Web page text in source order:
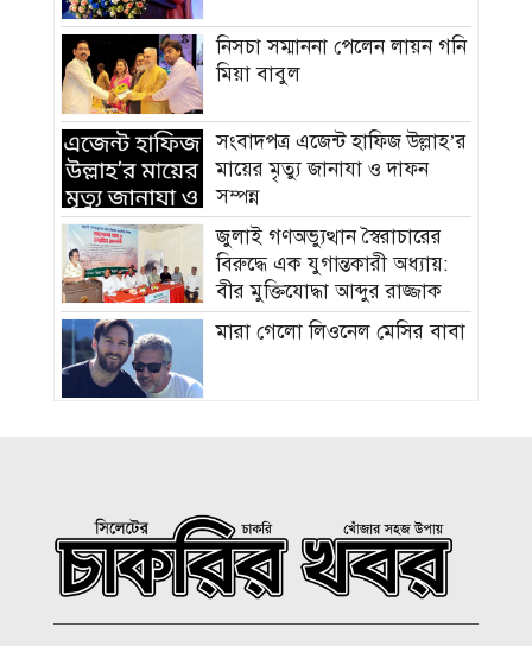
নিসচা সম্মাননা পেলেন লায়ন গনি
মিয়া বাবুল
সংবাদপত্র এজেন্ট হাফিজ উল্লাহ’র
মায়ের মৃত্যু জানাযা ও দাফন
সম্পন্ন
জুলাই গণঅভ্যুত্থান স্বৈরাচারের
বিরুদ্ধে এক যুগান্তকারী অধ্যায়:
বীর মুক্তিযোদ্ধা আব্দুর রাজ্জাক
মারা গেলো লিওনেল মেসির বাবা
হাম ও উপসর্গে আরও ৪ শিশুর
মৃত্যু, নতুন রোগী ৭৭৬